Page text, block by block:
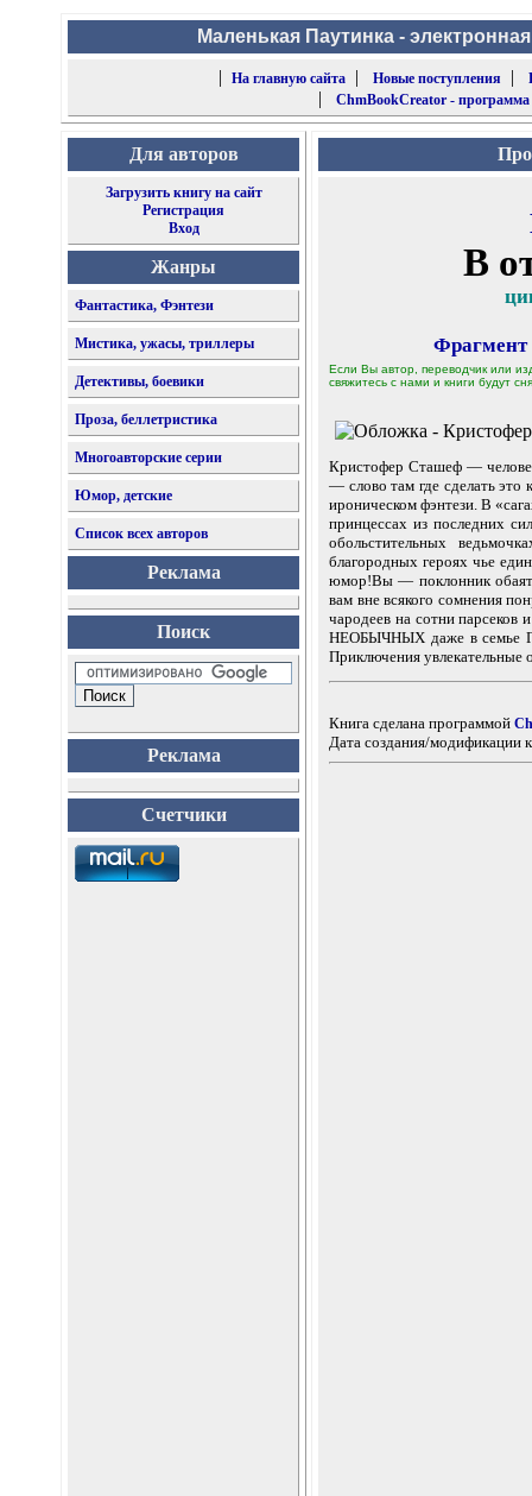
Маленькая Паутинка -
|
На главную сайта| Новые поступления |
| ChmBookCreator -
Для авторов
Загрузить книгу на сайт
Регистрация
Вход
Жанры
Фантастика, Фэнтези
Мистика, ужасы, триллеры
Детективы, боевики
Проза, беллетристика
Многоавторские серии
Юмор, детские
Список всех авторов
Реклама
Поиск
Реклама
Счетчики
В
Фрагмент
Если Вы автор, переводчик или
свяжитесь с нами и книги будут
Кристофер Сташеф —
— слово там где сделать
ироническом фэнтези. В
принцессах из последних
обольстительных
благородных героях чье
юмор!Вы — поклонник
вам вне всякого сомнения
чародеев на сотни
НЕОБЫЧНЫХ даже в семье
Приключения
Книга сделана программой
Дата создания/модификации